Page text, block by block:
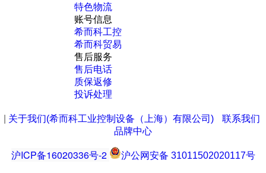
特色物流
账号信息
希而科工控
希而科贸易
售后服务
售后电话
质保返修
投诉处理
关于我们(希而科工业控制设备（上海）有限公司)
联系我们
品牌中心
沪ICP备16020336号-2 沪公网安备 31011502020117号